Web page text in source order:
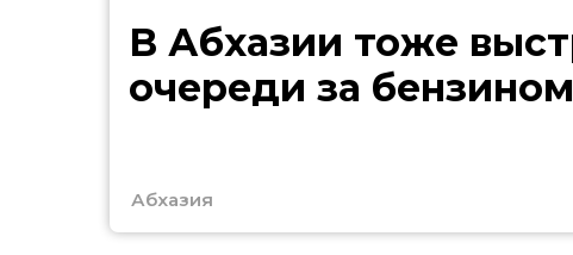
В Абхазии тоже выстроились
очереди за бензином
Абхазия